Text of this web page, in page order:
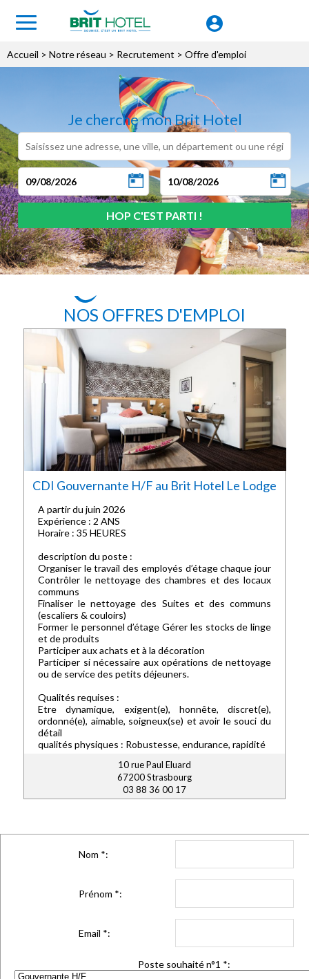
Accueil > Notre réseau > Recrutement > Offre d'emploi
Je cherche mon Brit Hotel
NOS OFFRES D'EMPLOI
CDI Gouvernante H/F au Brit Hotel Le Lodge
A partir du juin 2026
Expérience : 2 ANS
Horaire : 35 HEURES
description du poste :
Organiser le travail des employés d’étage chaque jour
Contrôler le nettoyage des chambres et des locaux
communs
Finaliser le nettoyage des Suites et des communs
(escaliers & couloirs)
Former le personnel d’étage Gérer les stocks de linge
et de produits
Participer aux achats et à la décoration
Participer si nécessaire aux opérations de nettoyage
ou de service des petits déjeuners.
Qualités requises :
Etre dynamique, exigent(e), honnête, discret(e),
ordonné(e), aimable, soigneux(se) et avoir le souci du
détail
qualités physiques : Robustesse, endurance, rapidité
10 rue Paul Eluard
67200 Strasbourg
03 88 36 00 17
Nom *:
Prénom *:
Email *:
Poste souhaité n°1 *: